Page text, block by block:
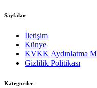
Sayfalar
İletişim
Künye
KVKK Aydınlatma
Gizlilik Politikası
Kategoriler